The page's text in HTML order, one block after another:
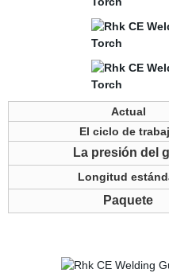
Actual
El ciclo de
La presión del
Longitud
Paquete